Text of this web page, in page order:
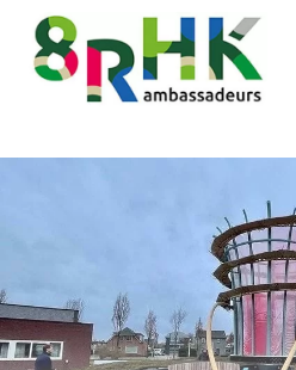
Doorgaan
naar
inhoud